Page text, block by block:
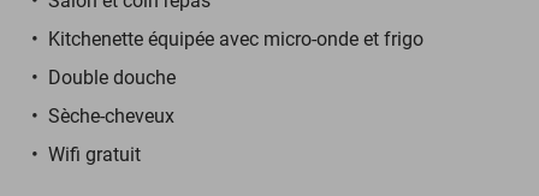
Kitchenette équipée avec micro-onde et frigo
Double douche
Sèche-cheveux
Wifi gratuit